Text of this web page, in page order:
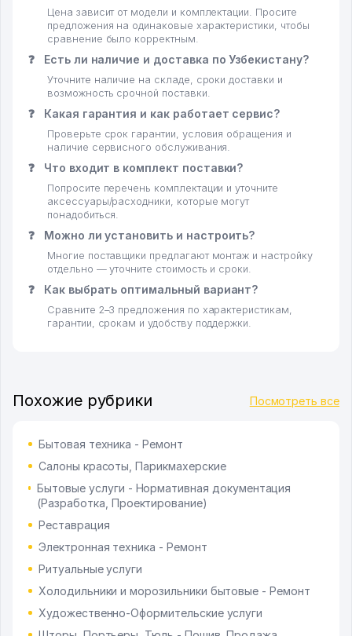
Цена зависит от модели и комплектации. Просите
предложения на одинаковые характеристики, чтобы
сравнение было корректным.
❓ Есть ли наличие и доставка по Узбекистану?
Уточните наличие на складе, сроки доставки и
возможность срочной поставки.
❓ Какая гарантия и как работает сервис?
Проверьте срок гарантии, условия обращения и
наличие сервисного обслуживания.
❓ Что входит в комплект поставки?
Попросите перечень комплектации и уточните
аксессуары/расходники, которые могут
понадобиться.
❓ Можно ли установить и настроить?
Многие поставщики предлагают монтаж и настройку
отдельно — уточните стоимость и сроки.
❓ Как выбрать оптимальный вариант?
Сравните 2–3 предложения по характеристикам,
гарантии, срокам и удобству поддержки.
Похожие рубрики Посмотреть все
Бытовая техника - Ремонт
Салоны красоты, Парикмахерские
Бытовые услуги - Нормативная документация
(Разработка, Проектирование)
Реставрация
Электронная техника - Ремонт
Ритуальные услуги
Холодильники и морозильники бытовые - Ремонт
Художественно-Оформительские услуги